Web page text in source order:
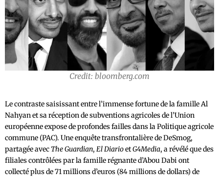
Credit: bloomberg.com
Le contraste saisissant entre l’immense fortune de la famille Al
Nahyan et sa réception de subventions agricoles de l’Union
européenne expose de profondes failles dans la Politique agricole
commune (PAC). Une enquête transfrontalière de DeSmog,
partagée avecThe Guardian, El DiarioetG4Media, a révélé que des
filiales contrôlées par la famille régnante d’Abou Dabi ont
collecté plus de 71 millions d’euros (84 millions de dollars) de